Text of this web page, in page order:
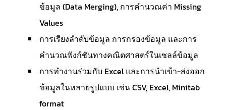
ข้อมูล (Data Merging), การคำนวณค่า Missing
Values
การเรียงลำดับข้อมูล การกรองข้อมูล และการ
คำนวณฟังก์ชันทางคณิตศาสตร์ในเซลล์ข้อมูล
การทำงานร่วมกับ Excel และการนำเข้า-ส่งออก
ข้อมูลในหลายรูปแบบ เช่น CSV, Excel, Minitab
format